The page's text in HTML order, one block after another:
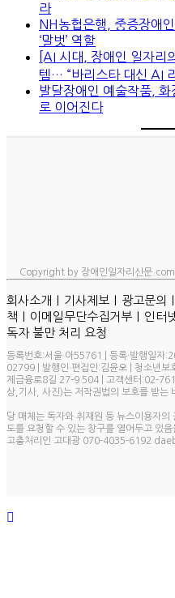
라
NH농협은행, 중증장애
‘말벗’ 역할
[AI 시대, 장애인 일자
템… “바리스타 대신 AI
발달장애인 예술작품,
로 이어진다
Copyright by 장애인일자리신문
회사소개 ㅣ 기사제보 ㅣ 광고문의 ㅣ
책 ㅣ 이메일무단수집거부 ㅣ 인터
독자 불만 처리 요청
등록번호:서울 아55761 | 등록·발행일자
02799 | 발행인·편집인:김윤오 | 청소년
제금융로8길 27-9 504 | 고객센터:02-
상,기사, 사진)는 저작권법의 보호를 받는
당 매체는 독자와 취재원 등 뉴스이용자
도를 요청할 수 있는 창구를 열어두고 있음
고충처리인 고대광 070-4035-6192